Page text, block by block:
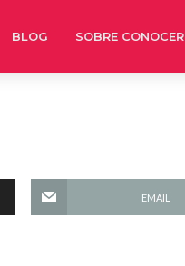
BLOG SOBRE CONOCER
EMAIL